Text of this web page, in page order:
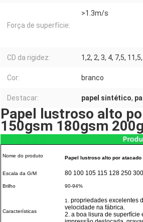
Força de superfície:
>1.3m/s
CD da rigidez: 1,2, 2, 3, 4, 7,5,
Cor: branco
Destacar: papel sintético,
Papel lustroso alto
150gsm 180gsm
Nome do produto Papel lustroso alto por
Escala da G/M 80 100 105 115 128 250
Brilho 90-94%
Características
1. propriedades excelentes
velocidade na fábrica.
2. a boa lisura de superfície